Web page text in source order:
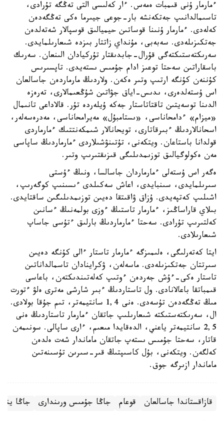
ءمارمار ۇنى قىمبات ەمەس. ءار كەلىسى التى تەڭگە تۇرادى،
تاسىمالدانىپ جەتكەنشە بار-جوعى جيىرما ەكى تەڭگەدەن
كەلەدى. ءمارمار ۇنىنا قوساتىن حيميالىق قوسپالار شەتەلدەن
جەتكىزىلەدى. سەبەبى، مۇنداي زاتتار بىزدە شىعارىلمايدى.
سەرىكتەستىكتەگى قۇرال-جابدىقتار تۇركيادان الىنعان. سەرىك
باسقاراتىن سەحتا توعىز ادام جۇمىس ىستەيدى. تاپسىرىس
كۇننەن كۇنگە ارتىپ وتىر ەكەن. ولاردىڭ مارماردەن جاسالعان
اس ۇستەلدەرى، ىدىس-اياق جۋاتىن شۇڭعىمالارى، تەرەزە
الدىنا توسەيتىن تاقتاتاستار جەكە ۇيلەردە تۇر. قالاداعى تانىمال
«ميزام» ءدامحاناسى، «ىستامبۇل» مەيرامحاناسى، مەدرەسەلەر،
اسحانالاردىڭ ءبىرقاتارى، تويحانالار شىمكەنتتىك ءمارماردى
قولدانا باستاعان. ويتكەنى، تۇتىنۋشىلاردى ءمارماردىڭ ساپاسى
مەن ەكولوگيالىق توزىمدىلىگى قىزىقتىرىپ وتىر.
ەگەر اس ۇستەلى ءمارماردان جاسالسا، ونىڭ ءۇستى
سىرىلمايدى، سىنبايدى، اعاش سەكىلدى ءىسىنىپ كوگەرىپ،
اشىلىپ كەتپەيدى. ۇزاق ۋاقىتقا دەيىن توزىمدىلىگىن ساقتايدى.
بىلاي قاراساڭىز، ءمارمار تاستىڭ ءوزى بولمەنىڭ ءسانىن
كەلتىرىپ تۇرادى. سەحتا ءمارماردىڭ بارلىق ءتۇسى جاساپ
شىعارىلادى.
ايتا كەتەرلىگى، ەلىمىزگە ءمارمار تاستار ءالى كۇنگە دەيىن
سىرتتان جەتكىزىلەدى. ماسەلەن، ۋكراينادان تاسمالداناتىن
تاستار ەكى-ءۇش جەردەن ءوتىپ كەلەتىندىكتەن، باعاسى
قىمباتقا باعالانادى. ول تاستاردىڭ ءبىر شارشى مەترى ەلۋ ءتورت
مىڭ تەڭگەدەن تۇسەدى. ەنى 1,4 سانتيمەتر، تىم جۇقا بولادى.
ال، سەرىكتەستىكتە شىعارىلىپ جاتقان ءمارمار تاستاردىڭ ەنى
2,5 سانتيمەتر ياعني، الدەقايدا مىعىم، ءارى ساپالى. سونىمەن
قاتار، سەحتا جۇمىس ىستەپ جاتقان ماماندار شەت ەلدەن
كەلگەن. ويتكەنى، بۇل كاسىپتىڭ قىر-سىرىن تۇسىنەتىن
ماماندار ازىرگە جوق.
قازاقستاندا جاسالعان قوعام جاڭا جۇمىس ورىندارى جاڭا